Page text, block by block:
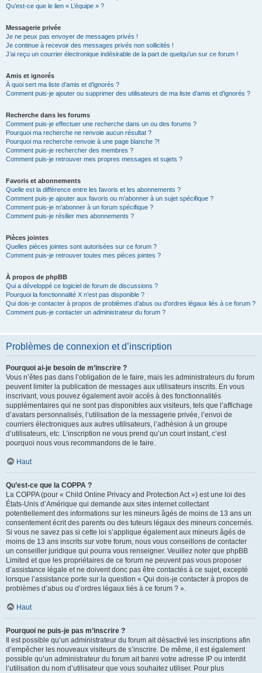
Qu’est-ce que le lien « L’équipe » ?
Messagerie privée
Je ne peux pas envoyer de messages privés !
Je continue à recevoir des messages privés non sollicités !
J’ai reçu un courrier électronique indésirable de la part de quelqu’un sur ce forum !
Amis et ignorés
À quoi sert ma liste d’amis et d’ignorés ?
Comment puis-je ajouter ou supprimer des utilisateurs de ma liste d’amis et d’ignorés ?
Recherche dans les forums
Comment puis-je effectuer une recherche dans un ou des forums ?
Pourquoi ma recherche ne renvoie aucun résultat ?
Pourquoi ma recherche renvoie à une page blanche ?!
Comment puis-je rechercher des membres ?
Comment puis-je retrouver mes propres messages et sujets ?
Favoris et abonnements
Quelle est la différence entre les favoris et les abonnements ?
Comment puis-je ajouter aux favoris ou m’abonner à un sujet spécifique ?
Comment puis-je m’abonner à un forum spécifique ?
Comment puis-je résilier mes abonnements ?
Pièces jointes
Quelles pièces jointes sont autorisées sur ce forum ?
Comment puis-je retrouver toutes mes pièces jointes ?
À propos de phpBB
Qui a développé ce logiciel de forum de discussions ?
Pourquoi la fonctionnalité X n’est pas disponible ?
Qui dois-je contacter à propos de problèmes d’abus ou d’ordres légaux liés à ce forum ?
Comment puis-je contacter un administrateur du forum ?
Problèmes de connexion et d’inscription
Pourquoi ai-je besoin de m’inscrire ?
Vous n’êtes pas dans l’obligation de le faire, mais les administrateurs du forum
peuvent limiter la publication de messages aux utilisateurs inscrits. En vous
inscrivant, vous pouvez également avoir accès à des fonctionnalités
supplémentaires qui ne sont pas disponibles aux visiteurs, tels que l’affichage
d’avatars personnalisés, l’utilisation de la messagerie privée, l’envoi de
courriers électroniques aux autres utilisateurs, l’adhésion à un groupe
d’utilisateurs, etc. L’inscription ne vous prend qu’un court instant, c’est
pourquoi nous vous recommandons de le faire.
Haut
Qu’est-ce que la COPPA ?
La COPPA (pour « Child Online Privacy and Protection Act ») est une loi des
États-Unis d’Amérique qui demande aux sites internet collectant
potentiellement des informations sur les mineurs âgés de moins de 13 ans un
consentement écrit des parents ou des tuteurs légaux des mineurs concernés.
Si vous ne savez pas si cette loi s’applique également aux mineurs âgés de
moins de 13 ans inscrits sur votre forum, nous vous conseillons de contacter
un conseiller juridique qui pourra vous renseigner. Veuillez noter que phpBB
Limited et que les propriétaires de ce forum ne peuvent pas vous proposer
d’assistance légale et ne doivent donc pas être contactés à ce sujet, excepté
lorsque l’assistance porte sur la question « Qui dois-je contacter à propos de
problèmes d’abus ou d’ordres légaux liés à ce forum ? ».
Haut
Pourquoi ne puis-je pas m’inscrire ?
Il est possible qu’un administrateur du forum ait désactivé les inscriptions afin
d’empêcher les nouveaux visiteurs de s’inscrire. De même, il est également
possible qu’un administrateur du forum ait banni votre adresse IP ou interdit
l’utilisation du nom d’utilisateur que vous souhaitez utiliser. Pour plus